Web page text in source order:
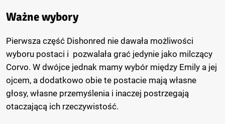
Ważne wybory
Pierwsza część Dishonred nie dawała możliwości
wyboru postaci i pozwalała grać jedynie jako milczący
Corvo. W dwójce jednak mamy wybór między Emily a jej
ojcem, a dodatkowo obie te postacie mają własne
głosy, własne przemyślenia i inaczej postrzegają
otaczającą ich rzeczywistość.